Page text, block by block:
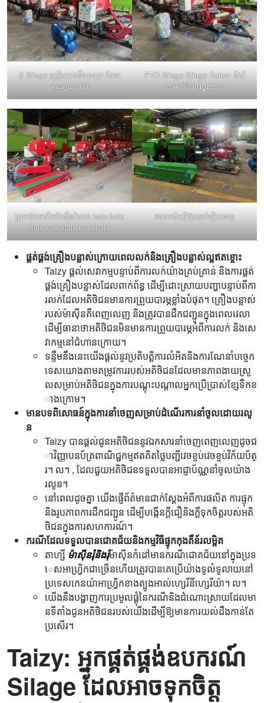
ជុំ Silage ប្រៀបបាននឹងសម្ភារៈដែល
មានគុណភាព
PTO Silage Silage Baleer និងរុំ
សម្រាប់ទីផ្សារក្នុងស្រុក
ក្រុមហ៊ុនផលិតម៉ាស៊ីនរុំពោត bale bale
bale bale bale bale bale
ឧបករណ៍ធ្វើឱ្យស្ងាត់ធ្វើបានល្អ
ផ្គត់ផ្គង់គ្រឿងបន្លាស់ក្រោយពេលលក់និងគ្រឿងបន្លាស់ល្អឥតខ្ចោះ
Taizy ផ្តល់សេវាកម្មបន្ទាប់ពីការលក់យ៉ាងគ្រប់គ្រាន់ និងការផ្គត់
ផ្គង់គ្រឿងបន្លាស់ដែលពាក់ព័ន្ធ ដើម្បីដោះស្រាយបញ្ហាបន្ទាប់ពីកា
រលក់ដែលអតិថិជនមានការព្រួយបារម្ភខ្លាំងបំផុត។ គ្រឿងបន្លាស់
របស់ម៉ាស៊ីនគឺពេញលេញ និងត្រូវបានដឹកជញ្ជូនក្នុងពេលវេលា
ដើម្បីធានាថាអតិថិជនមិនមានការព្រួយបារម្ភអំពីការលក់ និងសេ
វាកម្មនៅជំហានក្រោយ។
ទន្ទឹមនឹងនេះយើងផ្តល់នូវប្រតិបត្ដិការលំអិតនិងការណែនាំបច្ចេក
ទេសយោងតាមតម្រូវការរបស់អតិថិជនដែលមានភាពងាយស្រួ
លសម្រាប់អតិថិជនក្នុងការបណ្តុះបណ្តាលអ្នកប្រើប្រាស់ខ្សែទឹកខ
ាងក្រោម។
មានបទពិសោធន៍ក្នុងការនាំចេញសម្រាប់ដំណើរការនាំចូលដោយរលូ
ន
Taizy បានផ្តល់ជូនអតិថិជននូវឯកសារនាំចេញពេញលេញដូចជ
ាវិញ្ញាបនប័ត្រពាណិជ្ជកម្មឥតគិតថ្លៃបញ្ជីវេចខ្ចប់វេចខ្ចប់វិក័យប័ត្
រ។ ល។ , ដែលជួយអតិថិជនទទួលបានអាជ្ញាប័ណ្ណនាំចូលយ៉ាង
រលូន។
នៅពេលដូចគ្នា យើងផ្ញើព័ត៌មានជាក់ស្តែងអំពីការផលិត ការផ្ទុក
និងរូបភាពការដឹកជញ្ជូន ដើម្បីបង្កើនក្តីជឿនិងក្តីទុកចិត្តរបស់អតិ
ថិជនក្នុងការសហការណ៍។
ករណីដែលទទួលបានជោគជ័យនិងកម្មវិធីផ្ទុកកុងតឺន័រលម្អិត
តាហ្សី ម៉ាស៊ីនរុំនិងរុំម៉ាស៊ីនកំដៅមានករណីជោគជ័យនៅក្នុងប្រទ
េសអាហ្វ្រិកជាច្រើនហើយត្រូវបានគេប្រើយ៉ាងទូលំទូលាយនៅ
ប្រទេសកេនយ៉ាអាហ្វ្រិកខាងត្បូងអាល់ហ្សេរីនីហ្សេរីយ៉ា។ ល។
យើងនឹងបង្ហាញការប្រមូលផ្ដុំនៃករណីនិងដំណោះស្រាយដែលមា
នទីតាំងជូនអតិថិជនរបស់យើងដើម្បីឱ្យមានការយល់ដឹងកាន់តែ
ប្រសើរ។
Taizy: អ្នកផ្គត់ផ្គង់ឧបករណ៍
Silage ដែលអាចទុកចិត្ត